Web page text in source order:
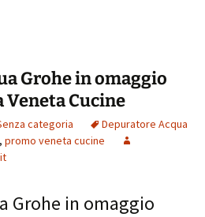
p di
Grohe in omaggio
Cucine
categoria
Depuratore Acqua
, promo veneta cucine
Grohe in omaggio